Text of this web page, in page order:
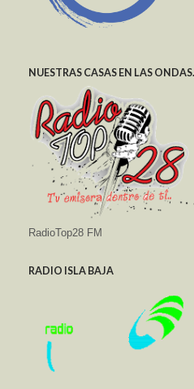
NUESTRAS CASAS EN LAS
RadioTop28 FM
RADIO ISLA BAJA